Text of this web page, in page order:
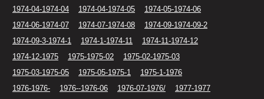
1974-04-1974-04
1974-04-1974-05
1974-05-1974-06
1974-06-1974-07
1974-07-1974-08
1974-09-1974-09-2
1974-09-3-1974-1
1974-1-1974-11
1974-11-1974-12
1974-12-1975
1975-1975-02
1975-02-1975-03
1975-03-1975-05
1975-05-1975-1
1975-1-1976
1976-1976-
1976--1976-06 1976-07-1976/
1977-1977